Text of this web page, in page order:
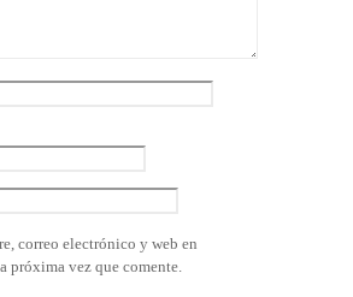
correo electrónico y web en
próxima vez que comente.